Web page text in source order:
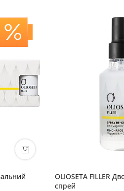
OLIOSETA FILLER
спрей